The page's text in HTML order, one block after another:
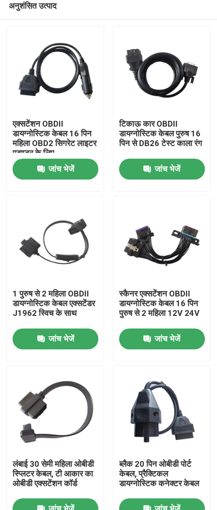
उत्पादों
हमारे बारे में
गुणवत्ता नियंत्रण
एक उद्धरण का अनुरोध करें
OBD2 Y केबल
OBD2 कनेक्टर केबल
OBD2 एक्सटेंशन केबल
अनुशंसित उत्पाद
एक्सटेंशन OBDII
डायग्नोस्टिक केबल 16 पिन
महिला OBD2 सिगरेट लाइटर
एडाप्टर के लिए
जांच भेजें
टिकाऊ कार OBDII
डायग्नोस्टिक केबल पुरुष 16
पिन से DB26 टेस्ट काला रंग
जांच भेजें
1 पुरुष से 2 महिला OBDII
डायग्नोस्टिक केबल एक्सटेंडर
J1962 स्विच के साथ
जांच भेजें
स्कैनर एक्सटेंशन OBDII
डायग्नोस्टिक केबल 16 पिन
पुरुष से 2 महिला 12V 24V
जांच भेजें
लंबाई 30 सेमी महिला ओबीडी
स्प्लिटर केबल, टी आकार का
ओबीडी एक्सटेंशन कॉर्ड
ब्लैक 20 पिन ओबीडी पोर्ट
केबल, प्रैक्टिकल
डायग्नोस्टिक कनेक्टर केबल